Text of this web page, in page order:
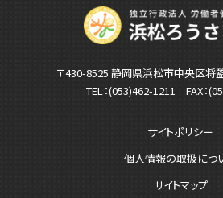
〒430-8525 静岡県浜松市中央区将監
TEL：(053)462-1211 FAX：
サイトポリシー
個人情報の取扱につ
サイトマップ